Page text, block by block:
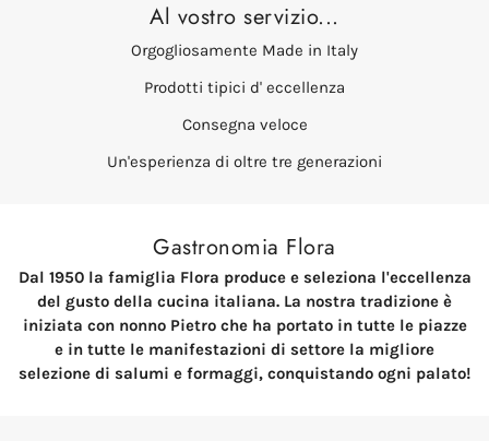
Al vostro servizio...
Orgogliosamente Made in Italy
Prodotti tipici d' eccellenza
Consegna veloce
Un'esperienza di oltre tre generazioni
Gastronomia Flora
Dal 1950 la famiglia Flora produce e seleziona l'eccellenza
del gusto della cucina italiana. La nostra tradizione è
iniziata con nonno Pietro che ha portato in tutte le piazze
e in tutte le manifestazioni di settore la migliore
selezione di salumi e formaggi, conquistando ogni palato!